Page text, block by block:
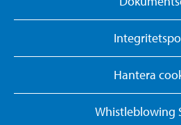
Hantera
Whistleblowing